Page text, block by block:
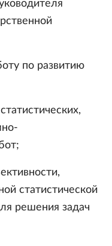
по развитию
статистической
решения задач